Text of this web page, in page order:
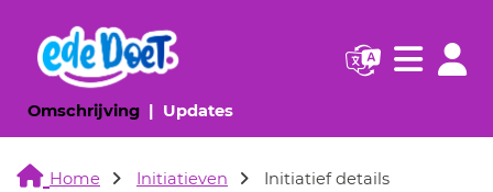
Omschrijving(huidige pagina)
Updates(huidige pagina)
Navigatie
Home Initiatieven Initiatief details